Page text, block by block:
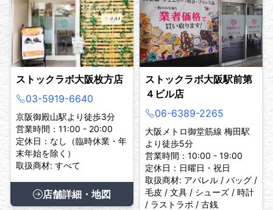
ストックラボ大阪枚方店
03-5919-6640
京阪御殿山駅より徒歩3分
営業時間：11:00 - 20:00
定休日：なし（臨時休業・年
末年始を除く）
取扱商材: すべて
店舗詳細・地図
ストックラボ大阪駅前第
４ビル店
06-6389-2265
大阪メトロ御堂筋線 梅田駅
より徒歩5分
営業時間：10:00 - 19:00
定休日：日曜日・祝日
取扱商材: アパレル / バッグ /
毛皮 / 文具 / シューズ / 時計
/ ラストラボ / 古銭